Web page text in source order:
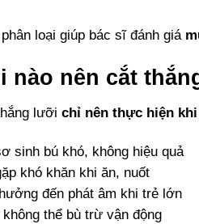
loại giúp bác sĩ đánh giá
nào nên cắt
lưỡichỉ nên thực hiện
sinh bú khó, không hiệu quả
khó khăn khi ăn, nuốt
đến phát âm khi trẻ lớn
thể bù trừ vận động